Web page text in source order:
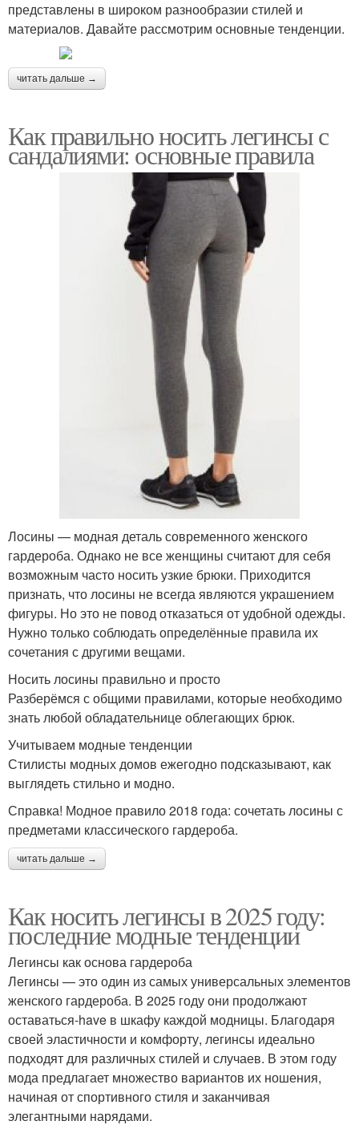
представлены в широком разнообразии стилей и
материалов. Давайте рассмотрим основные тенденции.
читать дальше →
Как правильно носить легинсы с
сандалиями: основные правила
Лосины — модная деталь современного женского
гардероба. Однако не все женщины считают для себя
возможным часто носить узкие брюки. Приходится
признать, что лосины не всегда являются украшением
фигуры. Но это не повод отказаться от удобной одежды.
Нужно только соблюдать определённые правила их
сочетания с другими вещами.
Носить лосины правильно и просто
Разберёмся с общими правилами, которые необходимо
знать любой обладательнице облегающих брюк.
Учитываем модные тенденции
Стилисты модных домов ежегодно подсказывают, как
выглядеть стильно и модно.
Справка! Модное правило 2018 года: сочетать лосины с
предметами классического гардероба.
читать дальше →
Как носить легинсы в 2025 году:
последние модные тенденции
Легинсы как основа гардероба
Легинсы — это один из самых универсальных элементов
женского гардероба. В 2025 году они продолжают
оставаться-have в шкафу каждой модницы. Благодаря
своей эластичности и комфорту, легинсы идеально
подходят для различных стилей и случаев. В этом году
мода предлагает множество вариантов их ношения,
начиная от спортивного стиля и заканчивая
элегантными нарядами.